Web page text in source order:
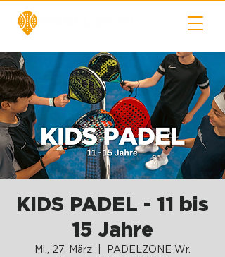
KIDS PADEL - 11 bis
15 Jahre
Mi., 27. März
PADELZONE Wr.